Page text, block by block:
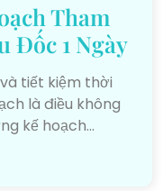
Tham
Đốc 1 Ngày
tiết kiệm thời
là điều không
kế hoạch…